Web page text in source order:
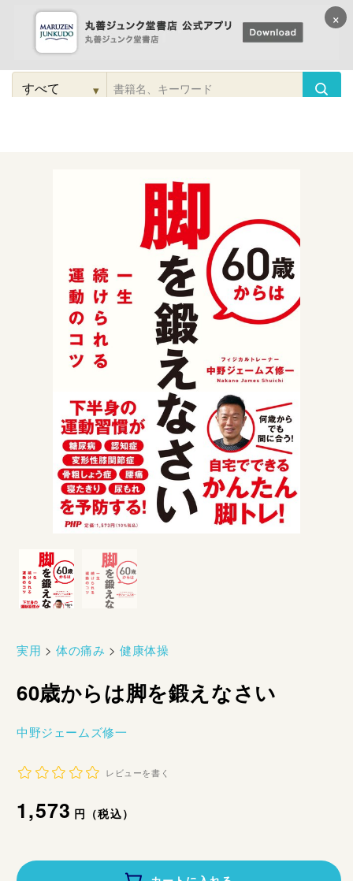
コンテンツに
進む
検
▾
実用 >体の痛み >健康体操
60歳からは脚を鍛えなさい
中野ジェームズ修一
レビューを書く
通
価
1,573円（税込）
×